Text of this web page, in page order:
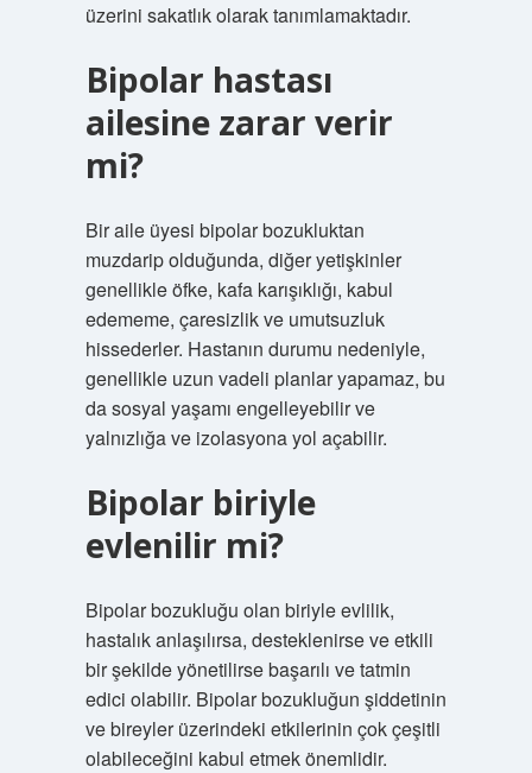
üzerini sakatlık olarak tanımlamaktadır.
Bipolar hastası
ailesine zarar verir
mi?
Bir aile üyesi bipolar bozukluktan
muzdarip olduğunda, diğer yetişkinler
genellikle öfke, kafa karışıklığı, kabul
edememe, çaresizlik ve umutsuzluk
hissederler. Hastanın durumu nedeniyle,
genellikle uzun vadeli planlar yapamaz, bu
da sosyal yaşamı engelleyebilir ve
yalnızlığa ve izolasyona yol açabilir.
Bipolar biriyle
evlenilir mi?
Bipolar bozukluğu olan biriyle evlilik,
hastalık anlaşılırsa, desteklenirse ve etkili
bir şekilde yönetilirse başarılı ve tatmin
edici olabilir. Bipolar bozukluğun şiddetinin
ve bireyler üzerindeki etkilerinin çok çeşitli
olabileceğini kabul etmek önemlidir.